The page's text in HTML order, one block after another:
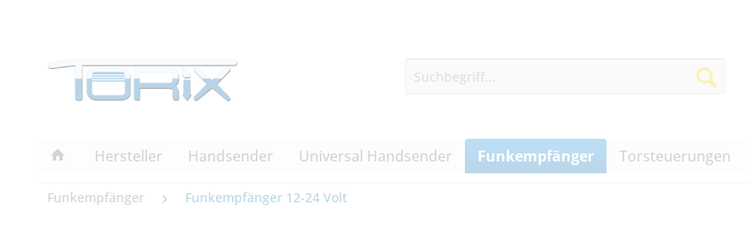
Hersteller Handsender Universal Handsender Funkempfänger Torsteuerungen
Funkempfänger Funkempfänger 12-24 Volt